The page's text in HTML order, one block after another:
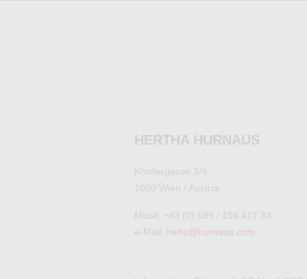
HERTHA HURNAUS
Köstlergasse 3/9
1060 Wien / Austria
Mobil: +43 (0) 699 / 104 417 33
e-Mail: hehu@hurnaus.com